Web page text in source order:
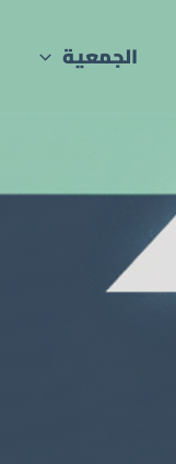
الجمعية